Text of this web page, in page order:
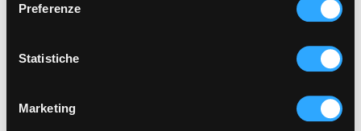
Preferenze
Statistiche
Marketing
T.+390743788911 info@castellodipostignano.it